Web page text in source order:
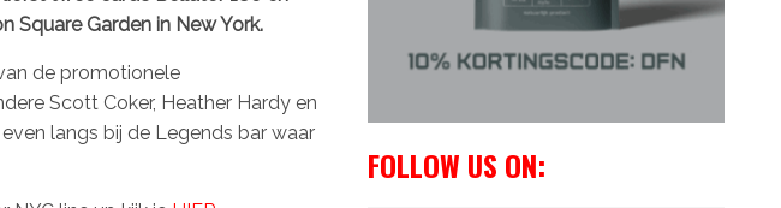
Square Garden in New York.
de promotionele
Scott Coker, Heather Hardy en
even langs bij de Legends bar waar
FOLLOW US ON: